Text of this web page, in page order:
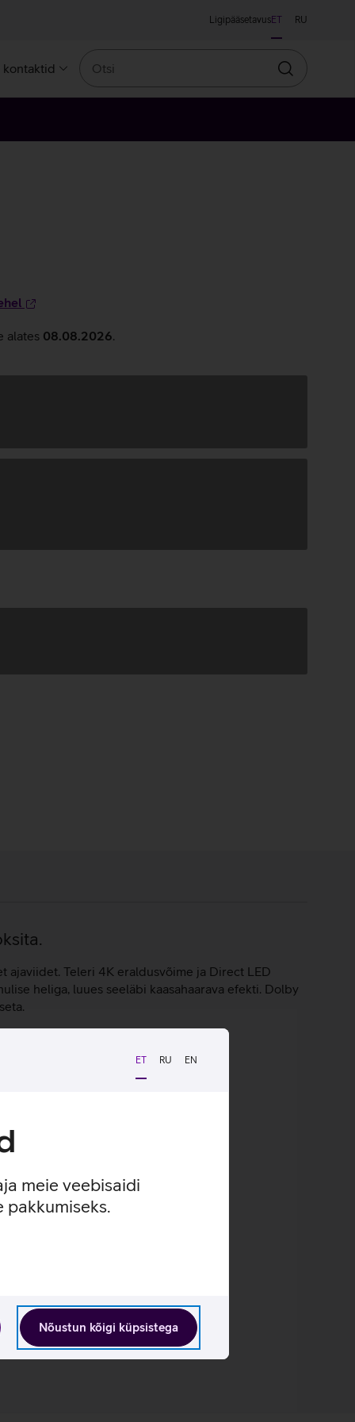
ET RU EN
meie veebisaidi
pakkumiseks.
Nõustun kõigi küpsistega
LigipääsetavusET RU
kontaktid
Otsin
alates 08.08.2026
ajaviidet. Teleri 4K eraldusvõime ja Direct LED
heliga, luues seeläbi kaasahaarava efekti. Dolby
ilma digiboksita.